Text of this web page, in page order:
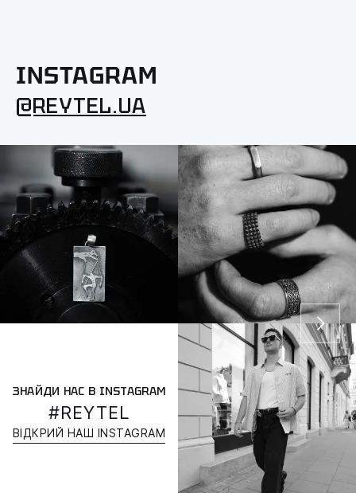
INSTAGRAM
@REYTEL.UA
ЗНАЙДИ НАС В INSTAGRAM
#REYTEL
ВІДКРИЙ НАШ INSTAGRAM